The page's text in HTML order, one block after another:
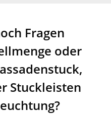
Fragen
oder
Stuckleisten